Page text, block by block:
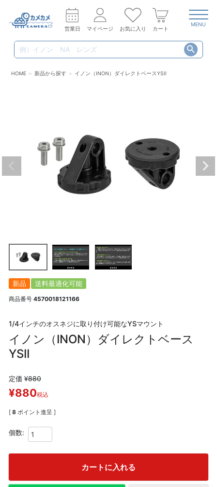
営業日 マイページ お気に入り カート
MENU
HOME 新品から探す イノン（INON）ダイレクトベースYSII
新品 送料最適化可能
商品番号 4570018121166
1/4インチのオスネジに取り付け可能なYSマウント
イノン（INON）ダイレクトベース
YSII
定価 ¥880
¥880税込
[ 8 ポイント進呈 ]
カートに入れる